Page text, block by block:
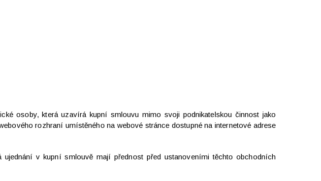
osoby, která uzavírá kupní smlouvu mimo svoji podnikatelskou činnost jako
rozhraní umístěného na webové stránce dostupné na internetové adrese
v kupní smlouvě mají přednost před ustanoveními těchto obchodních